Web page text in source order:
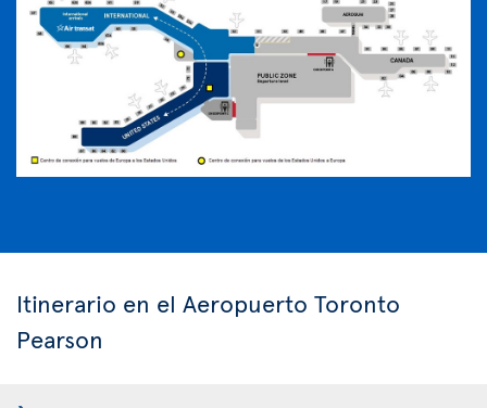
Itinerario en el Aeropuerto Toronto
Pearson